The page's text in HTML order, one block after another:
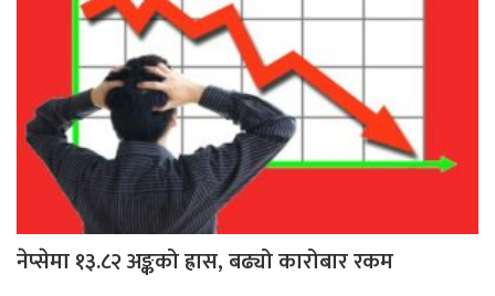
नेप्सेमा १३.८२ अङ्कको ह्रास, बढ्यो कारोबार रकम